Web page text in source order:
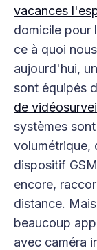
vacances
domicile pour
ce à quoi
aujourd'hui,
sont équipés
de
systèmes
volumétrique,
dispositif
encore,
distance.
beaucoup
avec caméra